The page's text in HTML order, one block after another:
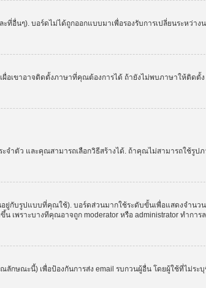
ที่อื่นๆ). บอร์ดไม่ได้ถูกออกแบบมาเพื่อรองรับการเปลี่ยนระหว่าง
ผื่อเขาอาจติดตั้งภาษาที่คุณต้องการได้ ถ้ายังไม่พบภาษาให้ติดตั้
ำตัว และคุณสามารถเลือกวิธีสร้างได้. ถ้าคุณไม่สามารถใช้รูป
ยู่กับรูปแบบที่คุณใช้). บอร์ดส่วนมากใช้ระดับขั้นเพื่อแสดงจำนว
เพราะบางทีคุณอาจถูก moderator หรือ administrator ทำการ
กษณะนี้) เพื่อป้องกันการส่ง email รบกวนผู้อื่น โดยผู้ใช้ที่ไม่ระ